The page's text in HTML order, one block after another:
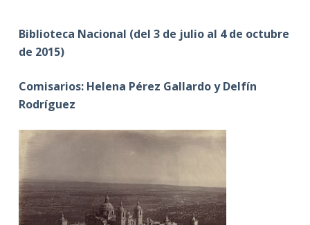
oBiblioteca Nacional (del 3 de julio al 4 de octubre
de 2015)
Comisarios: Helena Pérez Gallardo y Delfín
Rodríguez